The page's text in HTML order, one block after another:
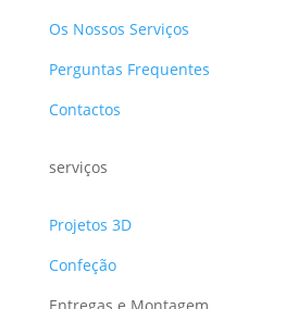
Os Nossos Serviços
Perguntas Frequentes
Contactos
serviços
Projetos 3D
Confeção